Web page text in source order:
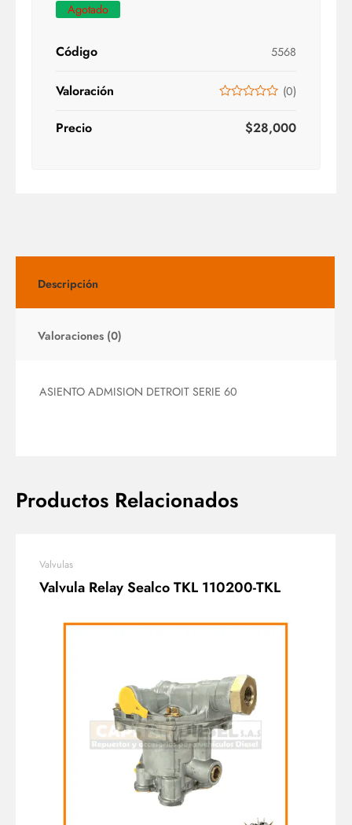
Agotado
Código 5568
Valoración (0)
Precio $28,000
Descripción
Valoraciones (0)
ASIENTO ADMISION DETROIT SERIE 60
Productos Relacionados
Valvulas
Valvula Relay Sealco TKL 110200-TKL